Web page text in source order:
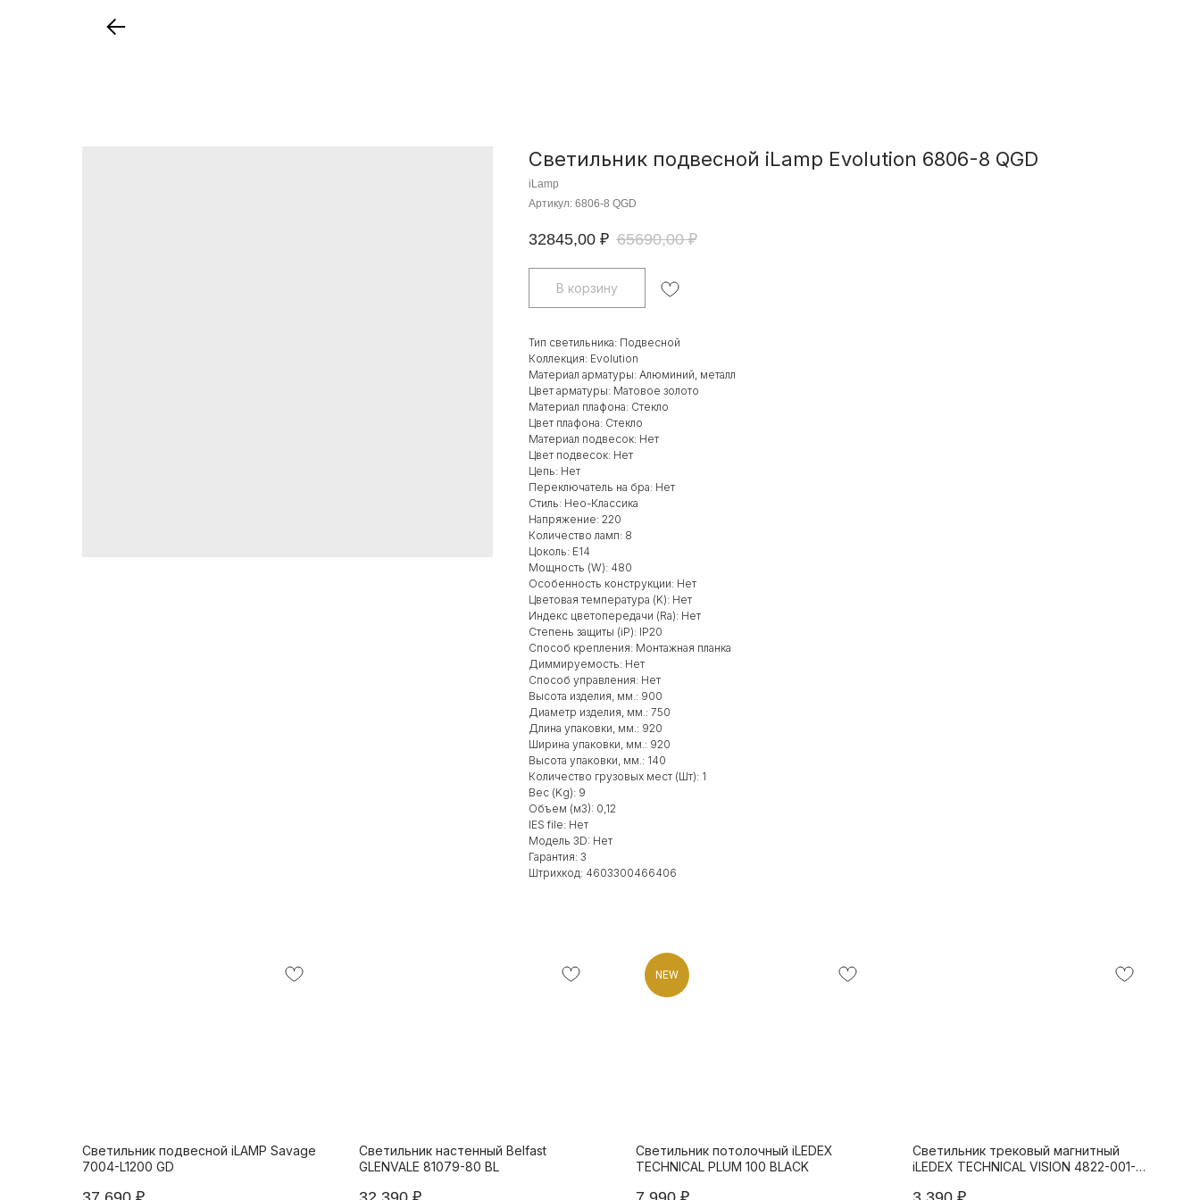
Светильник подвесной iLamp Evolution 6806-8 QGD
iLamp
Артикул: 6806-8 QGD
32845,00 ₽ 65690,00 ₽
В корзину
Тип светильника: Подвесной
Коллекция: Evolution
Материал арматуры: Алюминий, металл
Цвет арматуры: Матовое золото
Материал плафона: Стекло
Цвет плафона: Стекло
Материал подвесок: Нет
Цвет подвесок: Нет
Цепь: Нет
Переключатель на бра: Нет
Стиль: Нео-Классика
Напряжение: 220
Количество ламп: 8
Цоколь: Е14
Мощность (W): 480
Особенность конструкции: Нет
Цветовая температура (K): Нет
Индекс цветопередачи (Ra): Нет
Степень защиты (iP): IP20
Способ крепления: Монтажная планка
Диммируемость: Нет
Способ управления: Нет
Высота изделия, мм.: 900
Диаметр изделия, мм.: 750
Длина упаковки, мм.: 920
Ширина упаковки, мм.: 920
Высота упаковки, мм.: 140
Количество грузовых мест (Шт): 1
Вес (Kg): 9
Объем (м3): 0,12
IES file: Нет
Модель 3D: Нет
Гарантия: 3
Штрихкод: 4603300466406
Светильник подвесной iLAMP Savage
7004-L1200 GD
Светильник настенный Belfast
GLENVALE 81079-80 BL
NEW
Светильник потолочный iLEDEX
TECHNICAL PLUM 100 BLACK
Светильник трековый магнитный
iLEDEX TECHNICAL VISION 4822-001-